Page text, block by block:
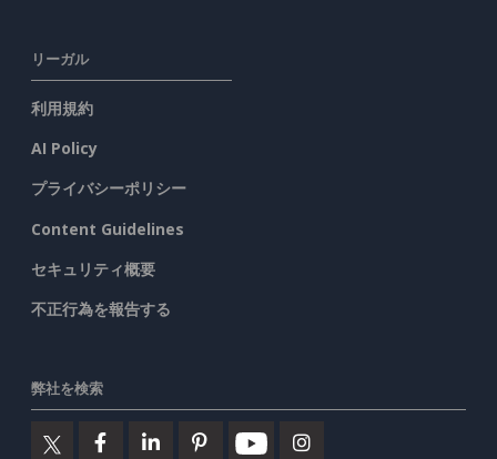
リーガル
利用規約
AI Policy
プライバシーポリシー
Content Guidelines
セキュリティ概要
不正行為を報告する
弊社を検索